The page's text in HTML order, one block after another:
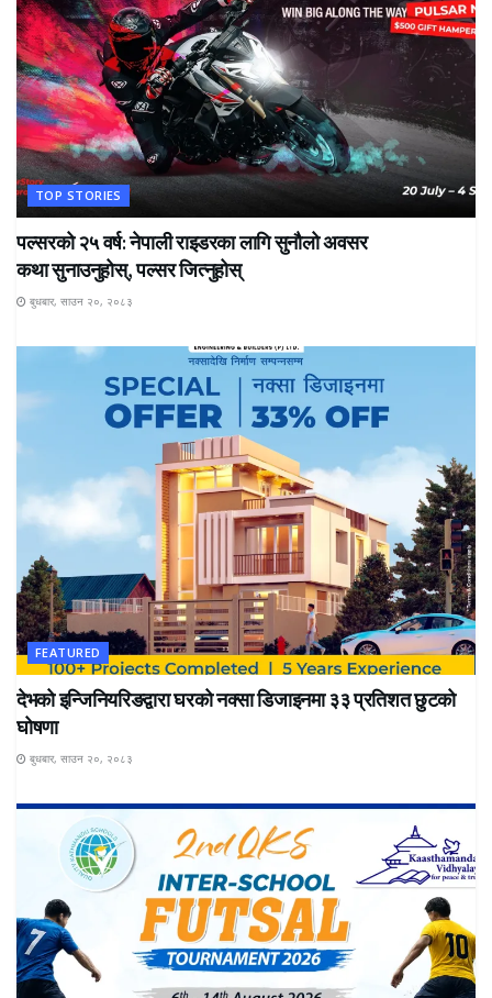
TOP STORIES
पल्सरको २५ वर्ष: नेपाली राइडरका लागि सुनौलो अवसर
कथा सुनाउनुहोस्, पल्सर जित्नुहोस्
बुधबार, साउन २०, २०८३
FEATURED
देभको इन्जिनियरिङद्वारा घरको नक्सा डिजाइनमा ३३ प्रतिशत छुटको
घोषणा
बुधबार, साउन २०, २०८३